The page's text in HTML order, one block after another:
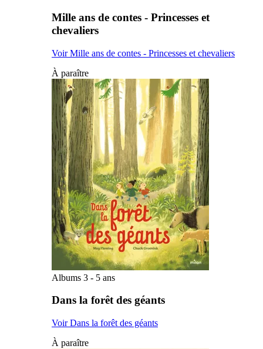
Mille ans de contes - Princesses et
chevaliers
Voir Mille ans de contes - Princesses et chevaliers
À paraître
Albums 3 - 5 ans
Dans la forêt des géants
Voir Dans la forêt des géants
À paraître